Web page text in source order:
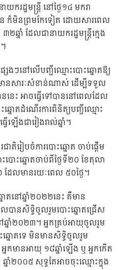
រដ្ឋមន្ត្រី នៅថ្ងៃ១៤ មករា
ក៏មិនព្រមកែទៀត ដោយសារពេល
នាំ ដែលជានាយករដ្ឋមន្ត្រីក្មេង
សេងៗនៅលើបញ្ជីឈ្មោះបោះឆ្នោតឱ្យ
ានសារៈសំខាន់ណាស់ ដើម្បីទទួល
ននេះ អាចធ្វើទៅបាននៅពេលដែល
ឆ្នោតដំណើរការពិនិត្យបញ្ជីឈ្មោះ
ឡើងជារៀងរាល់ឆ្នាំ។
តិរៀបចំការបោះឆ្នោត ចាប់ផ្តើម
ោះឆ្នោតចាប់ពីថ្ងៃទី២០ ខែតុលា
ដែលមានរយៈពេល ៥០ថ្ងៃ។
ោតនៅឆ្នាំ២០២២នេះ គឺមាន
បានសិទ្ធិចូលរួមបោះឆ្នោតជ្រើស
នាំ២០២៣។ អ្នកគ្រប់អាយុចូលរួម
នោតទេ មិនមានសិទ្ធិចូលរួម
កមានអាយុ ១៨ឆ្នាំឡើង ឬ អ្នកកើត
នាំ២០០៥ សុទ្ធតែអាចចុះឈ្មោះក្នុង